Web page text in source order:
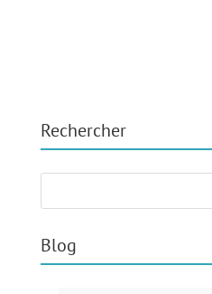
Rechercher
Blog